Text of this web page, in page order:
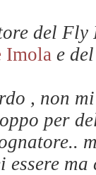
del
Imola e
, non
per